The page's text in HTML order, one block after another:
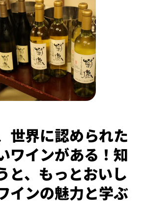
世界に認められた
ワインがある！知
と、もっとおいし
インの魅力と学ぶ